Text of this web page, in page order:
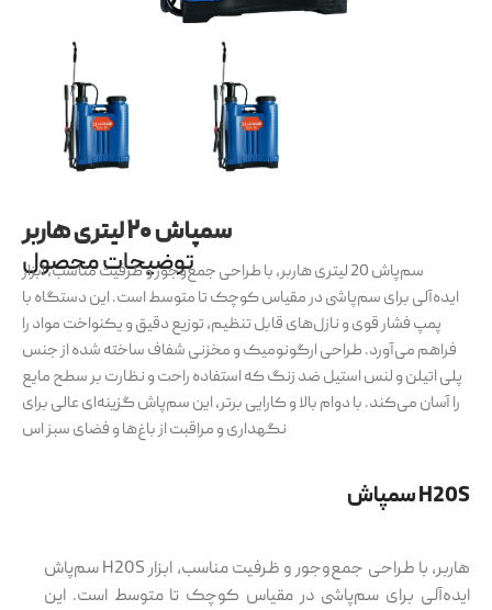
سمپاش ۲۰ لیتری هاربر
توضیحات محصول
سم‌پاش 20 لیتری هاربر، با طراحی جمع‌وجور و ظرفیت مناسب، ابزار
ایده‌آلی برای سم‌پاشی در مقیاس کوچک تا متوسط است. این دستگاه با
پمپ فشار قوی و نازل‌های قابل تنظیم، توزیع دقیق و یکنواخت مواد را
فراهم می‌آورد. طراحی ارگونومیک و مخزنی شفاف ساخته شده از جنس
پلی اتیلن و لنس استیل ضد زنگ که استفاده راحت و نظارت بر سطح مایع
را آسان می‌کند. با دوام بالا و کارایی برتر، این سم‌پاش گزینه‌ای عالی برای
نگهداری و مراقبت از باغ‌ها و فضای سبز اس
سمپاش H20S
سم‌پاش H20S هاربر، با طراحی جمع‌وجور و ظرفیت مناسب، ابزار
ایده‌آلی برای سم‌پاشی در مقیاس کوچک تا متوسط است. این